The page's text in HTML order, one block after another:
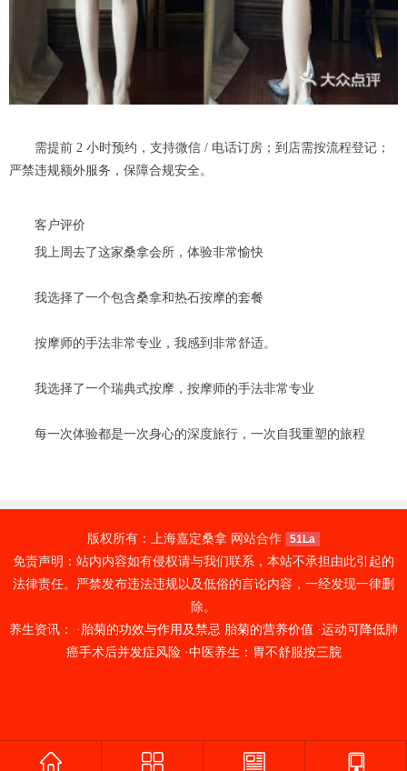
需提前 2 小时预约，支持微信 / 电话订房；到店需按流程登记；
严禁违规额外服务，保障合规安全。
客户评价
我上周去了这家桑拿会所，体验非常愉快
我选择了一个包含桑拿和热石按摩的套餐
按摩师的手法非常专业，我感到非常舒适。
我选择了一个瑞典式按摩，按摩师的手法非常专业
每一次体验都是一次身心的深度旅行，一次自我重塑的旅程
版权所有：上海嘉定桑拿 网站合作 51La
免责声明：站内内容如有侵权请与我们联系，本站不承担由此引起的
法律责任。严禁发布违法违规以及低俗的言论内容，一经发现一律删
除。
养生资讯： · 胎菊的功效与作用及禁忌 胎菊的营养价值 ·运动可降低肺
癌手术后并发症风险·中医养生：胃不舒服按三脘